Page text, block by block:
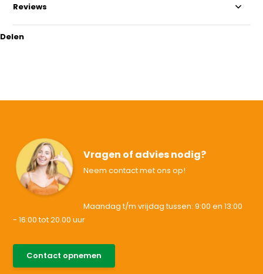
Reviews
Delen
Vragen of advies nodig?
Neem contact met ons op!
Maandag t/m vrijdag tussen: 9:00 en 13:00
- 16:00 tot 20.00 uur
Contact opnemen